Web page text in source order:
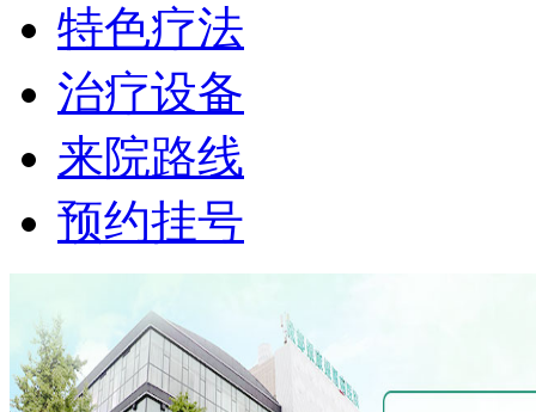
特色疗法
治疗设备
来院路线
预约挂号